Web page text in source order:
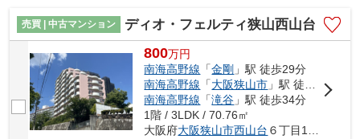
売買 | 中古マンション ディオ・フェルティ狭山西山台
800万円
南海高野線 「金剛 」駅 徒歩29分
南海高野線 「大阪狭山市 」駅 徒歩33分
南海高野線 「滝谷 」駅 徒歩34分
1階 / 3LDK / 70.76㎡
大阪府大阪狭山市西山台 ６丁目14-10